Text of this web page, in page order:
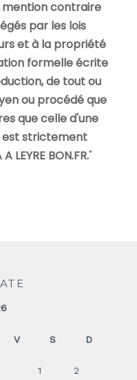
contraire
par les lois
et à la propriété
formelle écrite
de tout ou
ou procédé que
que celle d'une
est strictement
BON.FR."
V S D
1 2